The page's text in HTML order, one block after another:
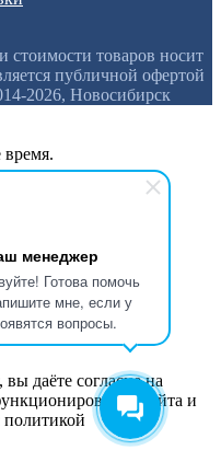
менеджер
Готова помочь
мне, если у
вопросы.
товаров носит
публичной офертой
2026, Новосибирск
данных в
даёте согласие на
сайта и
политикой